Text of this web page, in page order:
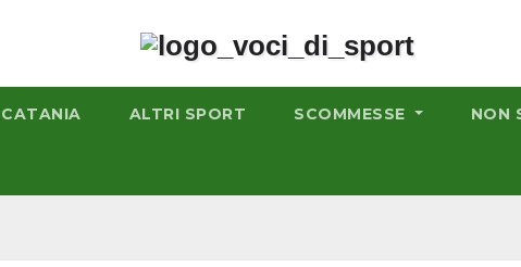
CATANIA ALTRI SPORT SCOMMESSE NON